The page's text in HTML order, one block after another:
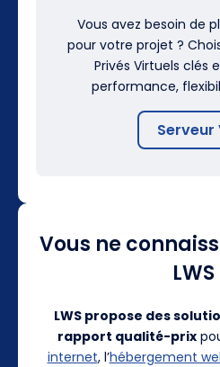
Vous avez besoin de
pour votre projet ?
Privés Virtuels clés
performance,
Serveur
Vous ne
LWS
LWS propose des
rapport qualité-prix
internet, l’hébergement